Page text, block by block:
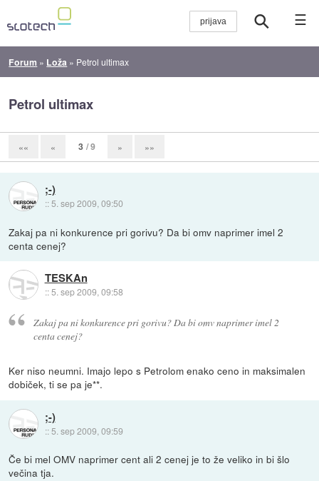
☰
Forum » Loža » Petrol ultimax
Petrol ultimax
«« « 3 / 9 » »»
;-)
:: 5. sep 2009, 09:50
Zakaj pa ni konkurence pri gorivu? Da bi omv naprimer imel 2
centa cenej?
TESKAn
::5. sep 2009, 09:58
Zakaj pa ni konkurence pri gorivu? Da bi omv naprimer imel 2
centa cenej?
Ker niso neumni. Imajo lepo s Petrolom enako ceno in maksimalen
dobiček, ti se pa je**.
;-)
:: 5. sep 2009, 09:59
Če bi mel OMV naprimer cent ali 2 cenej je to že veliko in bi šlo
večina tja.